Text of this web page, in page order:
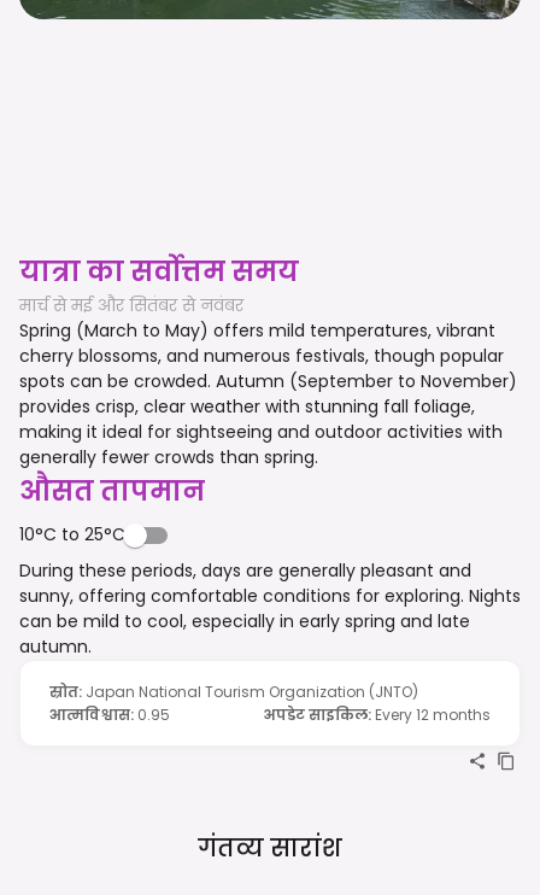
यात्रा का सर्वोत्तम समय
मार्च से मई और सितंबर से नवंबर
Spring (March to May) offers mild temperatures, vibrant
cherry blossoms, and numerous festivals, though popular
spots can be crowded. Autumn (September to November)
provides crisp, clear weather with stunning fall foliage,
making it ideal for sightseeing and outdoor activities with
generally fewer crowds than spring.
औसत तापमान
10°C to 25°C
During these periods, days are generally pleasant and
sunny, offering comfortable conditions for exploring. Nights
can be mild to cool, especially in early spring and late
autumn.
स्रोत: Japan National Tourism Organization (JNTO)
आत्मविश्वास: 0.95 अपडेट साइकिल: Every 12 months
गंतव्य सारांश